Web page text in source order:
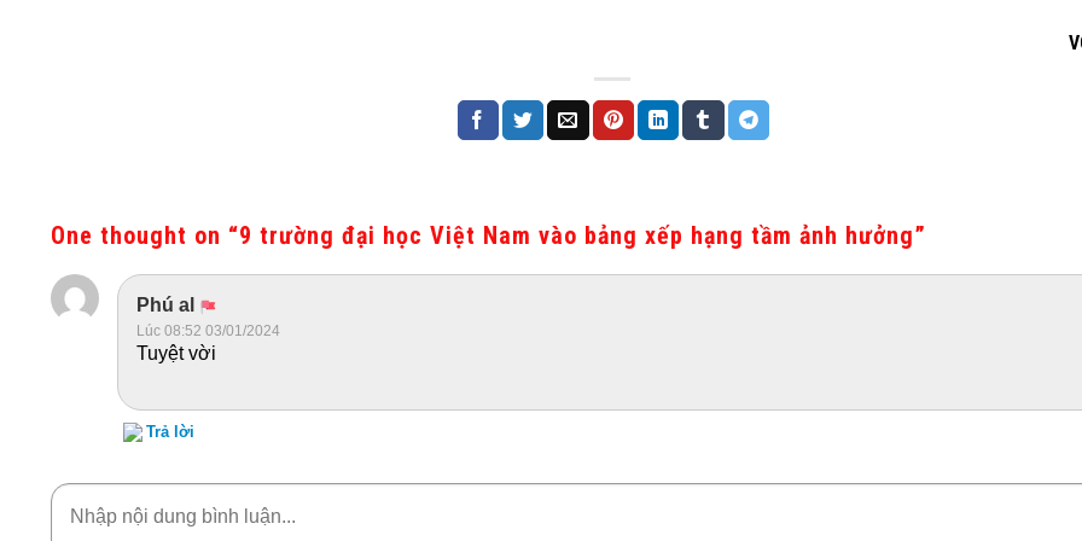
One thought on “9 trường đại học Việt Nam vào bảng xếp hạng tầm ảnh hưởng”
Phú al
Lúc 08:52 03/01/2024
Tuyệt vời
Trả lời